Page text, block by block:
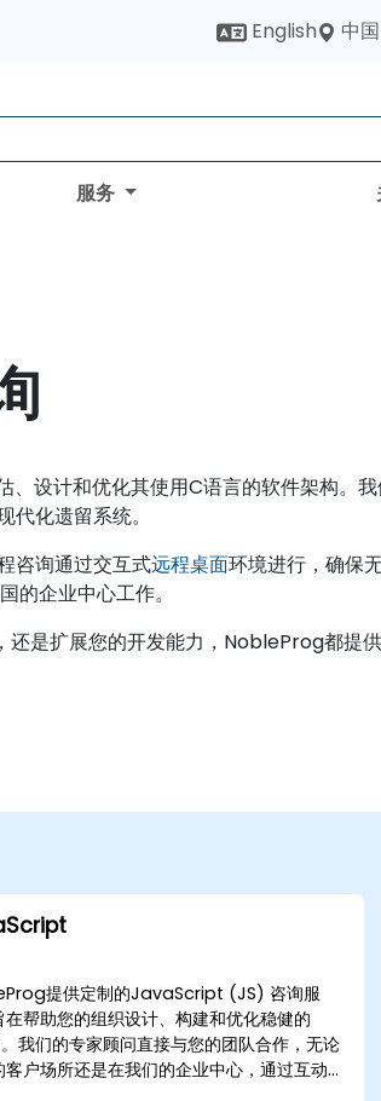
English 中
服务
设计和优化其使用C语言的软件架构。
化遗留系统。
咨询通过交互式远程桌面环境进行，确保
企业中心工作。
是扩展您的开发能力，NobleProg都提
提供定制的JavaScript (JS) 咨询服
在帮助您的组织设计、构建和优化稳健的
我们的专家顾问直接与您的团队合作，无论
客户场所还是在我们的企业中心，通过互动